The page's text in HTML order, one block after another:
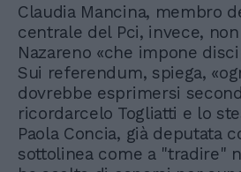
Claudia Mancina, membro
centrale del Pci, invece,
Nazareno «che impone
Sui referendum, spiega,
dovrebbe esprimersi
ricordarcelo Togliatti e lo
Paola Concia, già deputata
sottolinea come a "tradire"